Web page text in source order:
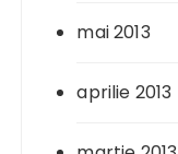
mai 2013
aprilie 2013